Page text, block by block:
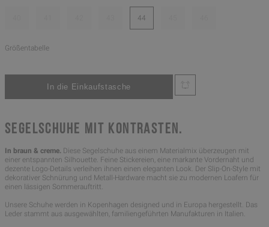
44
Größentabelle
SEGELSCHUHE MIT KONTRASTEN.
In braun & creme. Diese Segelschuhe aus einem Materialmix überzeugen mit
einer entspannten Silhouette. Feine Stickereien, eine markante Vordernaht und
dezente Logo-Details verleihen ihnen einen eleganten Look. Der Slip-On-Style mit
dekorativer Schnürung und Metall-Hardware macht sie zu modernen Loafern für
einen lässigen Sommerauftritt.
Unsere Schuhe werden in Kopenhagen designed und in Europa hergestellt. Das
Leder stammt aus ausgewählten, familiengeführten Manufakturen in Italien.